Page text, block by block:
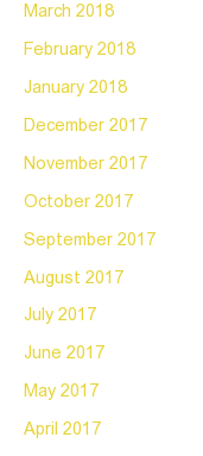
March 2018
February 2018
January 2018
December 2017
November 2017
October 2017
September 2017
August 2017
July 2017
June 2017
May 2017
April 2017